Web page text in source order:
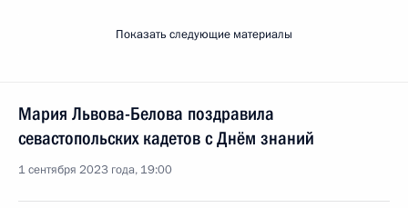
Показать следующие материалы
Мария Львова-Белова поздравила
севастопольских кадетов с Днём знаний
1 сентября 2023 года, 19:00